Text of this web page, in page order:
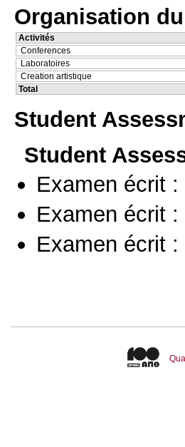
Organisation
Activités
Conferences
Laboratoires
Creation artistique
Total
Student
Student
Examen écrit
Examen écrit
Examen écrit